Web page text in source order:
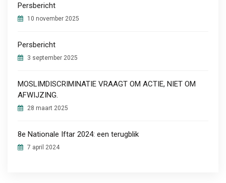
Persbericht
10 november 2025
Persbericht
3 september 2025
MOSLIMDISCRIMINATIE VRAAGT OM ACTIE, NIET OM
AFWIJZING.
28 maart 2025
8e Nationale Iftar 2024: een terugblik
7 april 2024